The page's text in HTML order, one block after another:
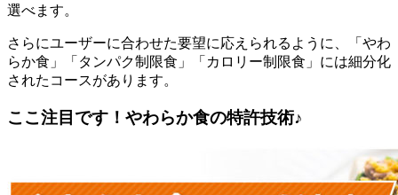
選べます。
さらにユーザーに合わせた要望に応えられるように、「やわ
らか食」「タンパク制限食」「カロリー制限食」には細分化
されたコースがあります。
ここ注目です！やわらか食の特許技術♪